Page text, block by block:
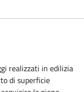
realizzati in edilizia
di superficie